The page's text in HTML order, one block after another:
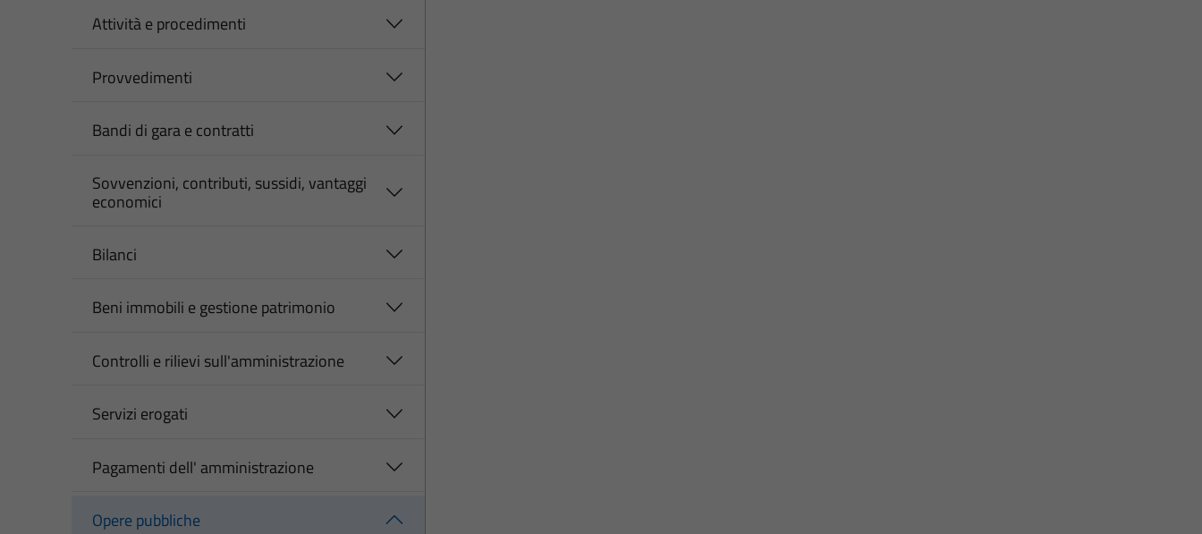
Attività e procedimenti
Provvedimenti
Bandi di gara e contratti
Sovvenzioni, contributi, sussidi, vantaggi
economici
Bilanci
Beni immobili e gestione patrimonio
Controlli e rilievi sull'amministrazione
Servizi erogati
Pagamenti dell' amministrazione
Opere pubbliche